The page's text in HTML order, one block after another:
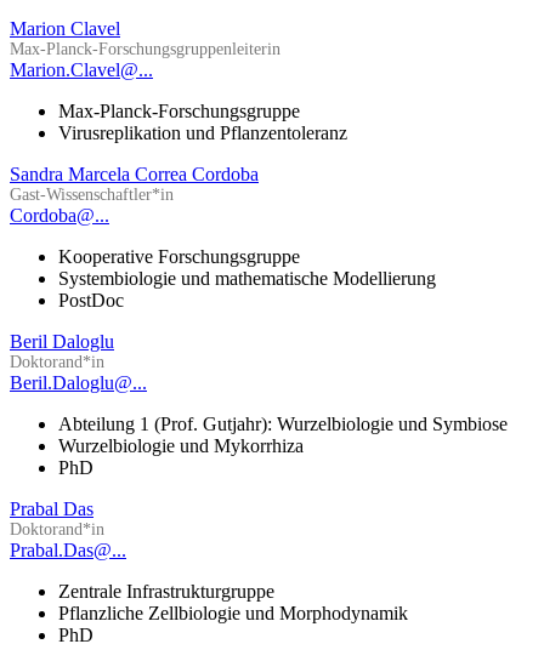
Marion Clavel
Max-Planck-Forschungsgruppenleiterin
Marion.Clavel@...
Max-Planck-Forschungsgruppe
Virusreplikation und Pflanzentoleranz
Sandra Marcela Correa Cordoba
Gast-Wissenschaftler*in
Cordoba@...
Kooperative Forschungsgruppe
Systembiologie und mathematische Modellierung
PostDoc
Beril Daloglu
Doktorand*in
Beril.Daloglu@...
Abteilung 1 (Prof. Gutjahr): Wurzelbiologie und Symbiose
Wurzelbiologie und Mykorrhiza
PhD
Prabal Das
Doktorand*in
Prabal.Das@...
Zentrale Infrastrukturgruppe
Pflanzliche Zellbiologie und Morphodynamik
PhD